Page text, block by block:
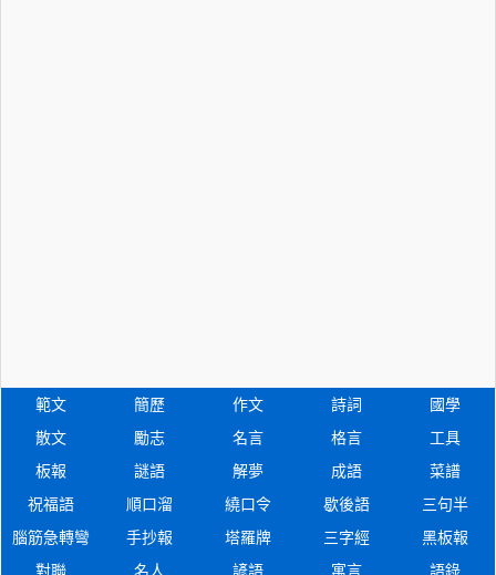
範文 簡歷 作文 詩詞
國學
散文
勵志 名言 格言
工具
板報
謎語 解夢 成語
菜譜
祝福語
順口溜 繞口令 歇後語
三句半
腦筋急轉彎
手抄報 塔羅牌 三字經
黑板報
對聯
名人 諺語 寓言 語錄